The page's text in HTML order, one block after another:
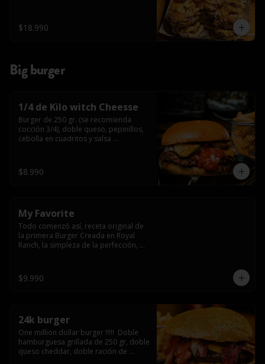
$18.990
Big burger
1/4 de Kilo witch Cheesse
Burger de 250 gr. (se recomienda
cocción 3/4), doble queso, pepinillos,
cebolla en cuadritos y salsa
$8.990
My Favorite
Todo comenzó así, receta original de
la primera Burger Creada en Royal
Ranch, la simpleza de la perfección,
queso cheddar
$9.990
24k burger
One million dollar burger !!!!!  Doble
hamburguesa grillada de 250 gr, doble
queso cheddar, doble ración de